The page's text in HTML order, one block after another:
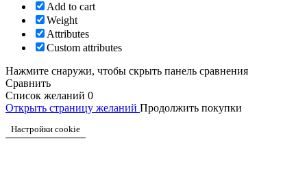
Add to cart
Weight
Attributes
Custom attributes
Нажмите снаружи, чтобы скрыть панель сравнения
Сравнить
Список желаний 0
Открыть страницу желаний Продолжить покупки
Настройки cookie